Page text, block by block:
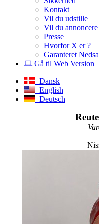
Kontakt
Vil du udstille
Vil du annoncere
Presse
Hvorfor X er ?
Garanteret
Gå til Web Version
Dansk
English
Deutsch